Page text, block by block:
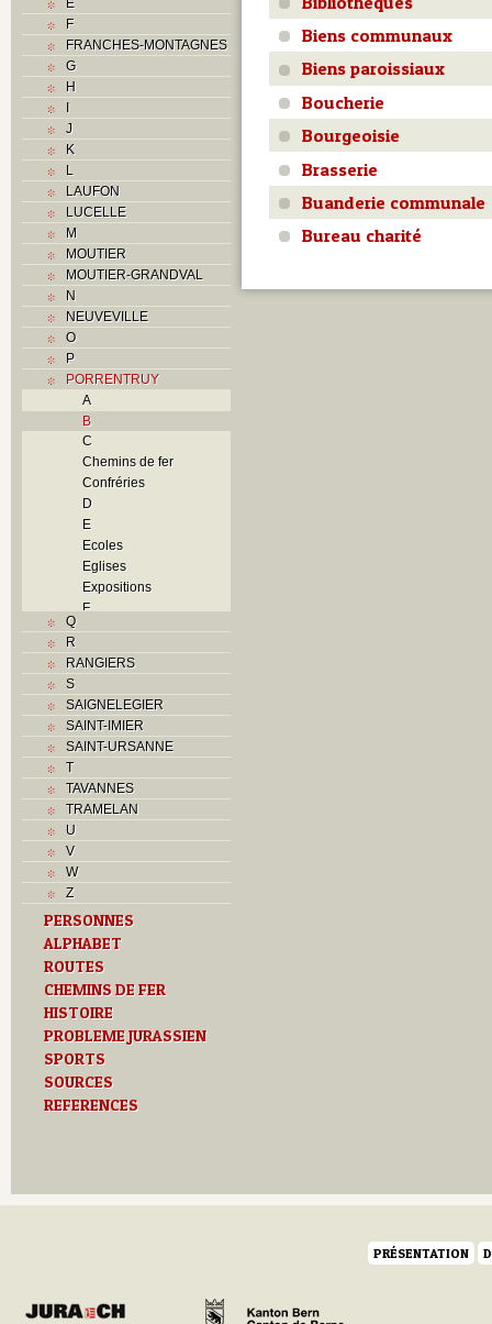
F
FRANCHES-MONTAGNES
G
H
I
J
K
L
LAUFON
LUCELLE
M
MOUTIER
MOUTIER-GRANDVAL
N
NEUVEVILLE
O
P
PORRENTRUY
A
B
C
Chemins de fer
Confréries
D
E
Ecoles
Eglises
Expositions
F
H
I
J
K
M
Monuments historiques
Paroisses
R
S
Sociétés locales
T
U
V
Z
Q
R
RANGIERS
S
SAIGNELEGIER
SAINT-IMIER
SAINT-URSANNE
T
TAVANNES
TRAMELAN
U
V
W
Z
PERSONNES
ALPHABET
ROUTES
CHEMINS DE FER
HISTOIRE
PROBLEME JURASSIEN
SPORTS
SOURCES
REFERENCES
Biens communaux
Biens paroissiaux
Boucherie
Bourgeoisie
Brasserie
Buanderie communale
Bureau charité
PRÉSENTATION